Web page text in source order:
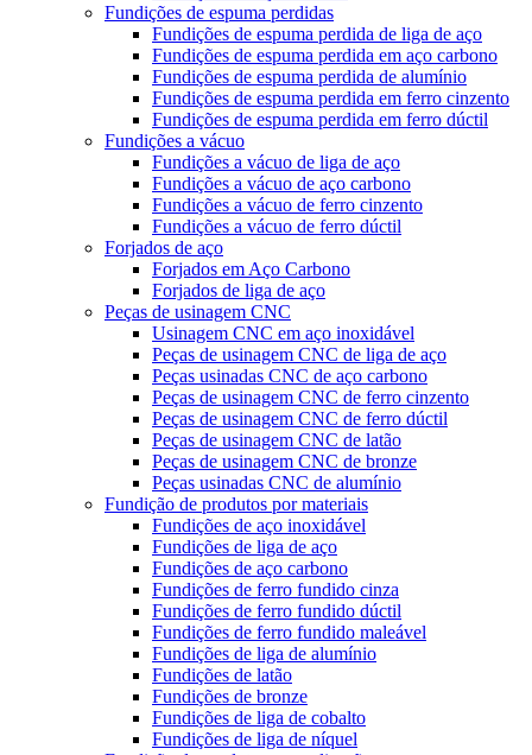
Fundições de espuma perdidas
Fundições de espuma perdida de liga de aço
Fundições de espuma perdida em aço carbono
Fundições de espuma perdida de alumínio
Fundições de espuma perdida em ferro cinzento
Fundições de espuma perdida em ferro dúctil
Fundições a vácuo
Fundições a vácuo de liga de aço
Fundições a vácuo de aço carbono
Fundições a vácuo de ferro cinzento
Fundições a vácuo de ferro dúctil
Forjados de aço
Forjados em Aço Carbono
Forjados de liga de aço
Peças de usinagem CNC
Usinagem CNC em aço inoxidável
Peças de usinagem CNC de liga de aço
Peças usinadas CNC de aço carbono
Peças de usinagem CNC de ferro cinzento
Peças de usinagem CNC de ferro dúctil
Peças de usinagem CNC de latão
Peças de usinagem CNC de bronze
Peças usinadas CNC de alumínio
Fundição de produtos por materiais
Fundições de aço inoxidável
Fundições de liga de aço
Fundições de aço carbono
Fundições de ferro fundido cinza
Fundições de ferro fundido dúctil
Fundições de ferro fundido maleável
Fundições de liga de alumínio
Fundições de latão
Fundições de bronze
Fundições de liga de cobalto
Fundições de liga de níquel